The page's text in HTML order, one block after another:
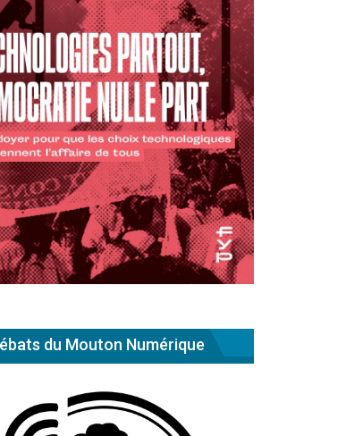
du Mouton Numérique